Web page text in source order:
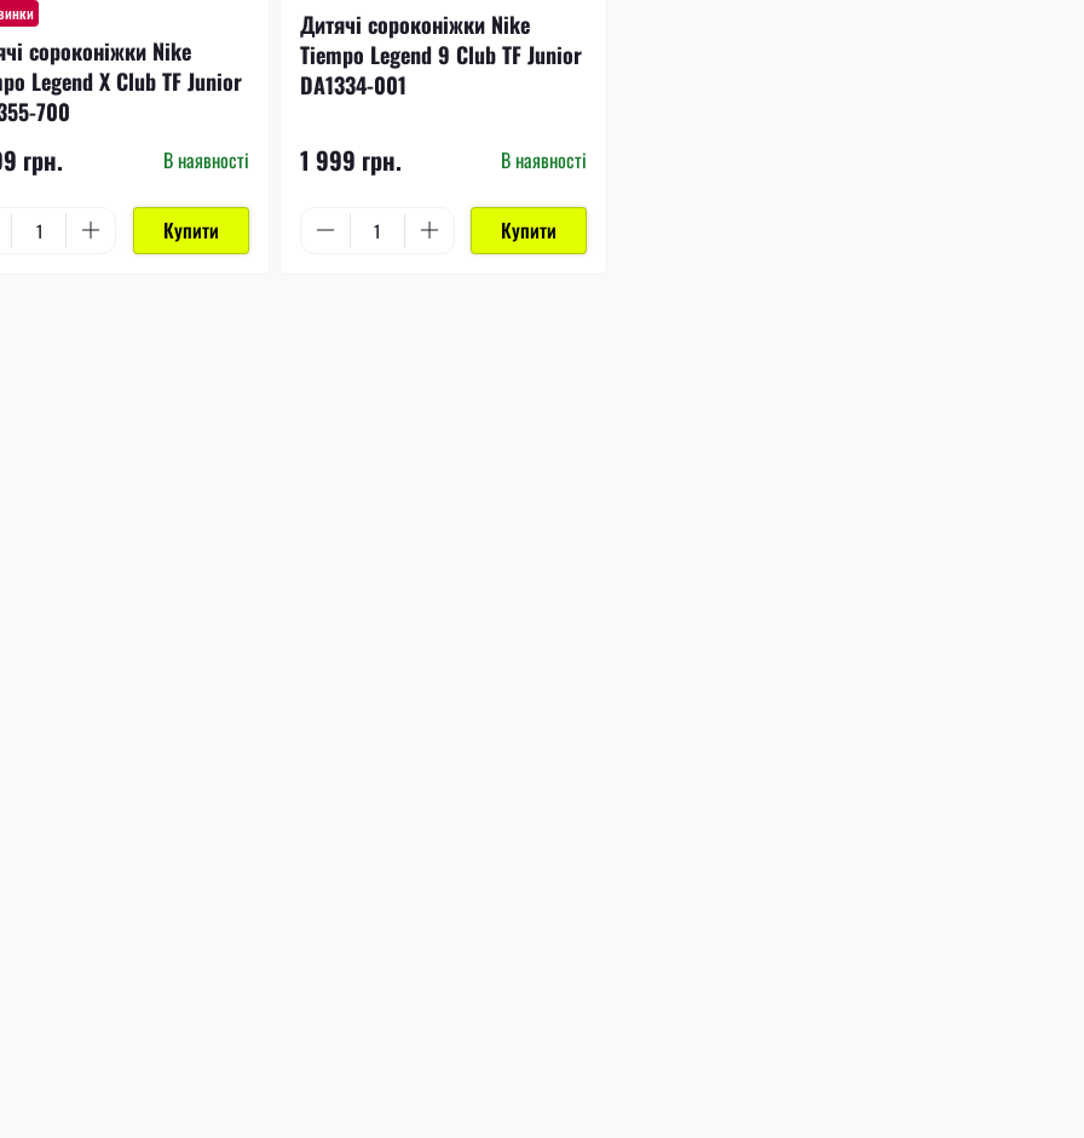
сороконіжки Nike
Legend X Club TF Junior
700
грн. В наявності
Купити
Дитячі сороконіжки Nike
Tiempo Legend 9 Club TF Junior
DA1334-001
1 999 грн. В наявності
Купити